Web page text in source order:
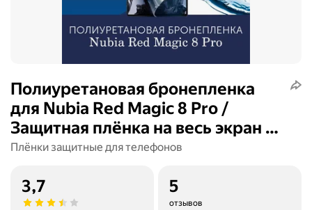
Полиуретановая бронепленка
для Nubia Red Magic 8 Pro /
Защитная плёнка на весь экран /
Матовая
Плёнки защитные для телефонов
3,7 5
отзывов